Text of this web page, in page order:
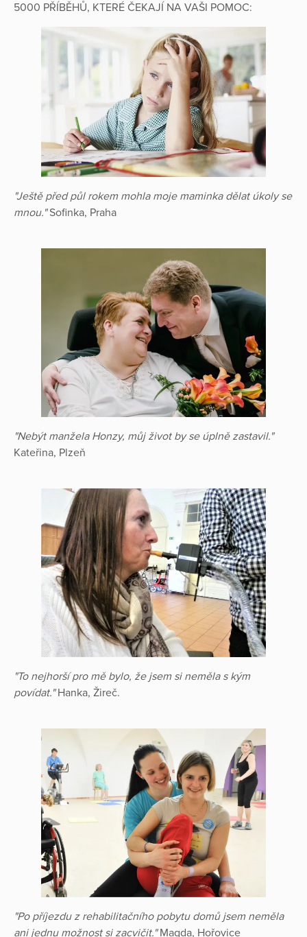
5000 PŘÍBĚHŮ, KTERÉ ČEKAJÍ NA VAŠI POMOC:
"Ještě před půl rokem mohla moje maminka dělat úkoly se
mnou."Sofinka, Praha
"Nebýt manžela Honzy, můj život by se úplně zastavil."
Kateřina, Plzeň
"To nejhorší pro mě bylo, že jsem si neměla s kým
povídat."Hanka, Žireč.
"Po příjezdu z rehabilitačního pobytu domů jsem neměla
ani jednu možnost si zacvičit."Magda, Hořovice